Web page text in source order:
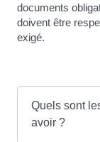
documents
doivent être
exigé.
Quels sont
avoir ?